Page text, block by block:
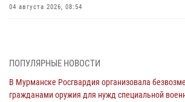
04 августа 2026, 08:54
03 августа 2026, 12:23 4
Сотрудники вневедомственной охраны
хулиганские действия дебошира на
ПОПУЛЯРНЫЕ НОВОСТИ
В Мурманске Росгвардия организовала
гражданами оружия для нужд специальной